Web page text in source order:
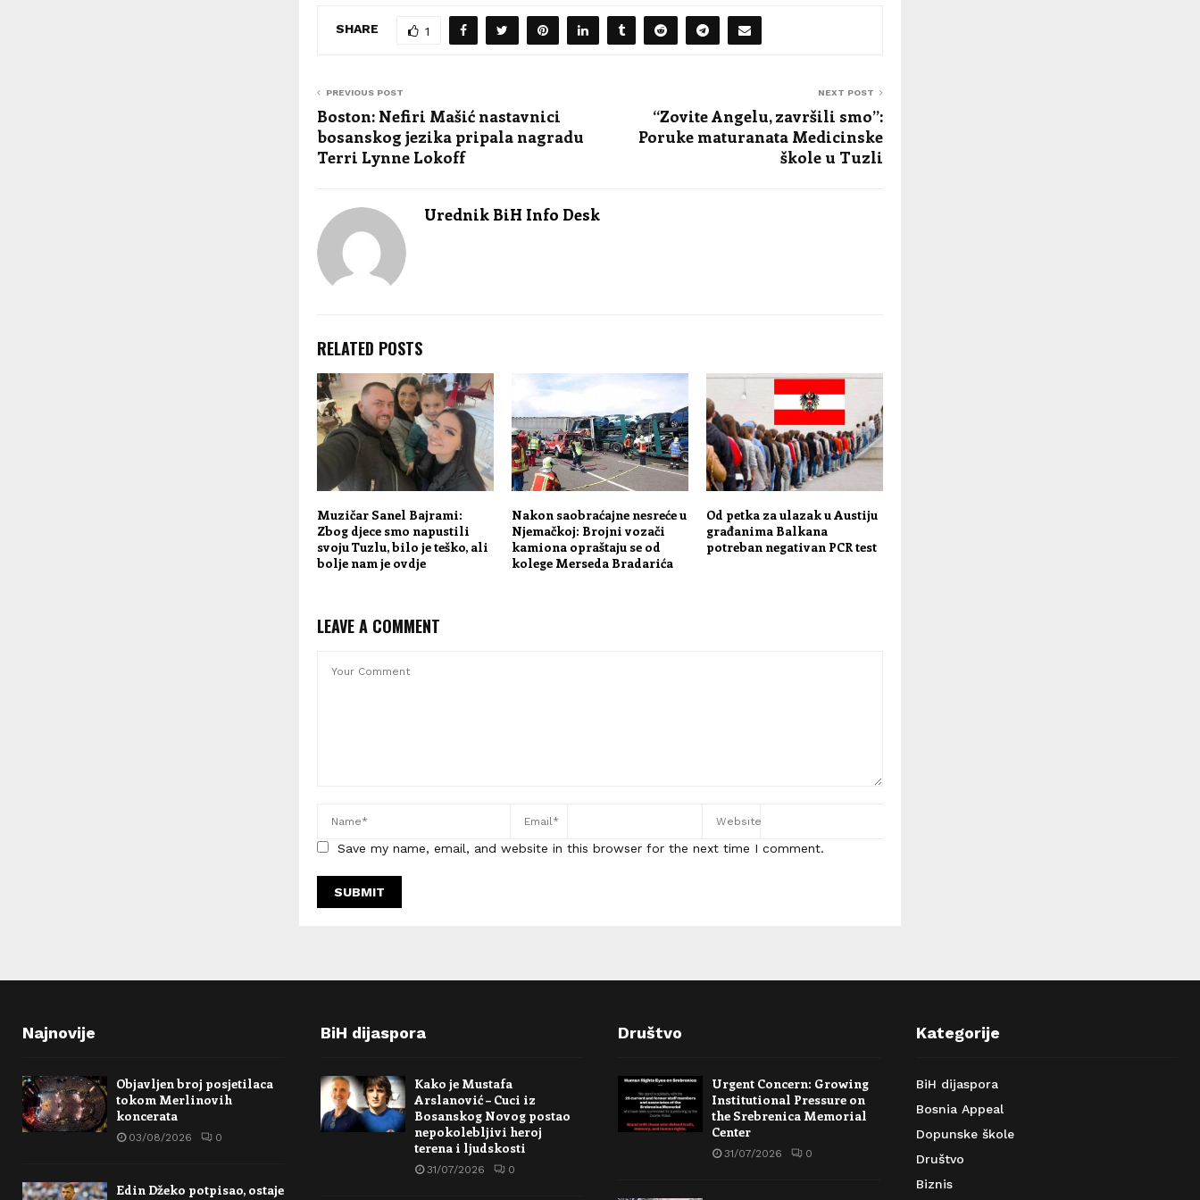
SHARE 1
PREVIOUS POST
Boston: Nefiri Mašić nastavnici
bosanskog jezika pripala nagradu
Terri Lynne Lokoff
NEXT POST
“Zovite Angelu, završili smo”:
Poruke maturanata Medicinske
škole u Tuzli
Urednik BiH Info Desk
RELATED POSTS
Muzičar Sanel Bajrami:
Zbog djece smo napustili
svoju Tuzlu, bilo je teško, ali
bolje nam je ovdje
Nakon saobraćajne nesreće u
Njemačkoj: Brojni vozači
kamiona opraštaju se od
kolege Merseda Bradarića
Od petka za ulazak u Austiju
građanima Balkana
potreban negativan PCR test
LEAVE A COMMENT
Save my name, email, and website in this browser for the next time I comment.
Najnovije
Objavljen broj posjetilaca
tokom Merlinovih
koncerata
03/08/2026 0
Edin Džeko potpisao, ostaje
BiH dijaspora
Kako je Mustafa
Arslanović – Cuci iz
Bosanskog Novog postao
nepokolebljivi heroj
terena i ljudskosti
31/07/2026 0
Društvo
Urgent Concern: Growing
Institutional Pressure on
the Srebrenica Memorial
Center
31/07/2026 0
Kategorije
BiH dijaspora
Bosnia Appeal
Dopunske škole
Društvo
Biznis